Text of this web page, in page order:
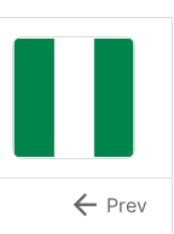
 Prev